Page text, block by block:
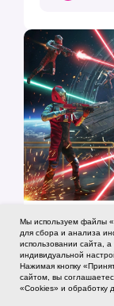
Мы используем файлы
для сбора и анализа
использовании сайта,
индивидуальной
Нажимая кнопку
сайтом, вы
«Cookies» и обработку
6+
БАУНС
на
компании